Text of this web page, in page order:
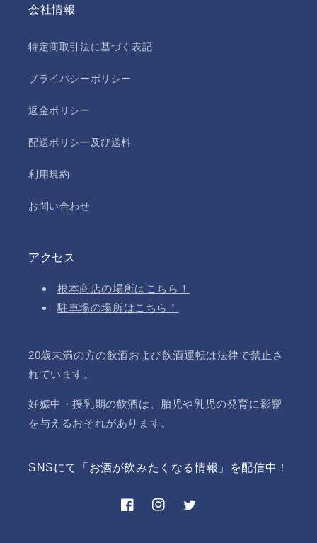
会社情報
特定商取引法に基づく表記
プライバシーポリシー
返金ポリシー
配送ポリシー及び送料
利用規約
お問い合わせ
アクセス
根本商店の場所はこちら！
駐車場の場所はこちら！
20歳未満の方の飲酒および飲酒運転は法律で禁止さ
れています。
妊娠中・授乳期の飲酒は、胎児や乳児の発育に影響
を与えるおそれがあります。
SNSにて「お酒が飲みたくなる情報」を配信中！
FacebookInstagramTwitter